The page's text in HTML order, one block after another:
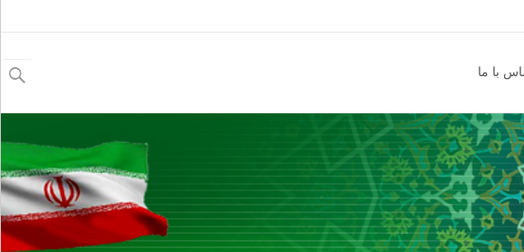
با ما
برای: